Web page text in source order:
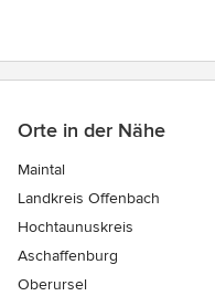
Orte in der Nähe
Maintal
Landkreis Offenbach
Hochtaunuskreis
Aschaffenburg
Oberursel